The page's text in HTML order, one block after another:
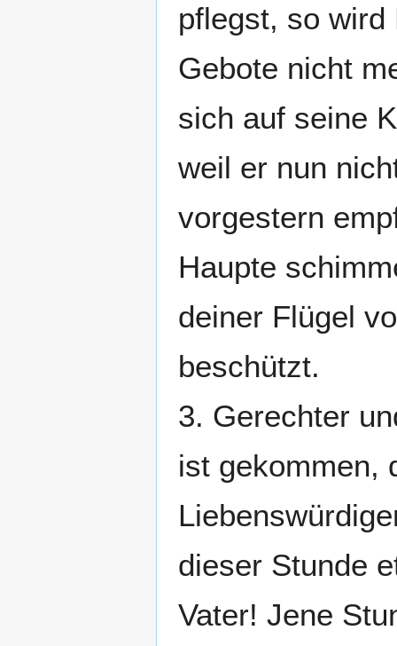
pflegst, so wird
Gebote nicht
sich auf seine
weil er nun
vorgestern
Haupte
deiner Flügel
beschützt.
3. Gerechter
ist gekommen,
dieser Stunde
Vater! Jene